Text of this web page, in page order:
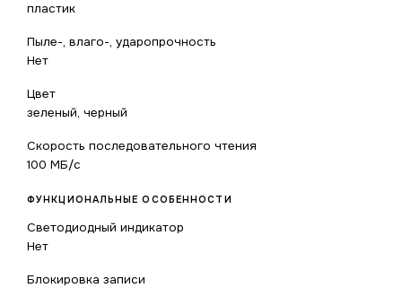
пластик
Пыле-, влаго-, ударопрочность
Нет
Цвет
зеленый, черный
Скорость последовательного чтения
100 МБ/с
ФУНКЦИОНАЛЬНЫЕ ОСОБЕННОСТИ
Светодиодный индикатор
Нет
Блокировка записи